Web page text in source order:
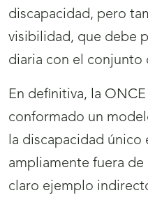
discapacidad, pero
visibilidad, que debe
diaria con el conjunto
En definitiva, la
conformado un
la discapacidad
ampliamente fuera de
claro ejemplo